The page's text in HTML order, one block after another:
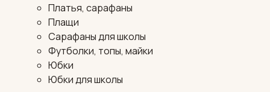
Платья, сарафаны
Плащи
Сарафаны для школы
Футболки, топы, майки
Юбки
Юбки для школы